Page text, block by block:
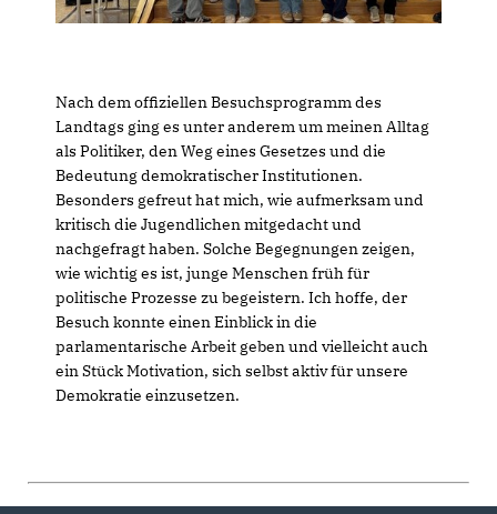
Nach dem offiziellen Besuchsprogramm des
Landtags ging es unter anderem um meinen Alltag
als Politiker, den Weg eines Gesetzes und die
Bedeutung demokratischer Institutionen.
Besonders gefreut hat mich, wie aufmerksam und
kritisch die Jugendlichen mitgedacht und
nachgefragt haben. Solche Begegnungen zeigen,
wie wichtig es ist, junge Menschen früh für
politische Prozesse zu begeistern. Ich hoffe, der
Besuch konnte einen Einblick in die
parlamentarische Arbeit geben und vielleicht auch
ein Stück Motivation, sich selbst aktiv für unsere
Demokratie einzusetzen.